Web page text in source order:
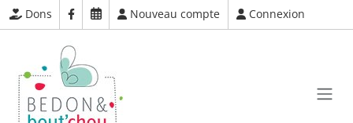
Dons Nouveau compte Connexion